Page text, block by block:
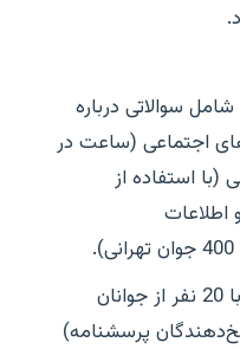
شامل سوالاتی درباره
اجتماعی (ساعت در
(با استفاده از
اطلاعات
با 20 نفر از جوانان
پرسشنامه)